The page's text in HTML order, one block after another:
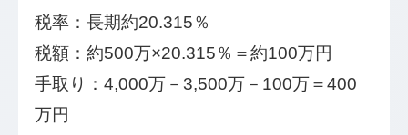
税率：長期約20.315％
税額：約500万×20.315％＝約100万円
手取り：4,000万－3,500万－100万＝400
万円